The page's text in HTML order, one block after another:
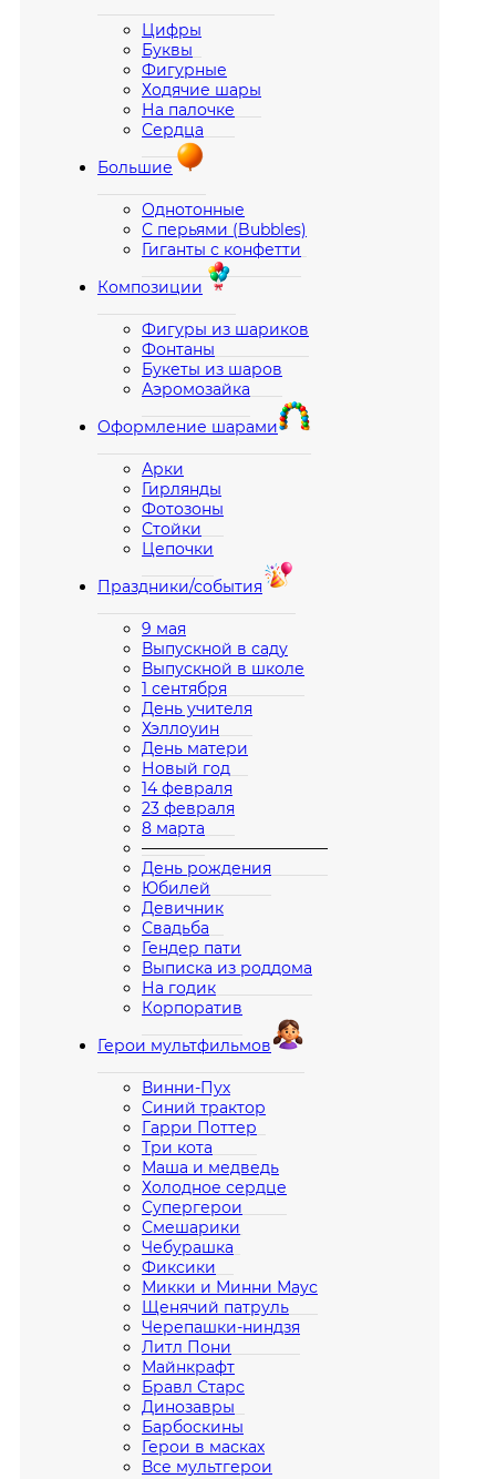
Цифры
Буквы
Фигурные
Ходячие шары
На палочке
Сердца
Большие
Однотонные
С перьями (Bubbles)
Гиганты с конфетти
Композиции
Фигуры из шариков
Фонтаны
Букеты из шаров
Аэромозайка
Оформление шарами
Арки
Гирлянды
Фотозоны
Стойки
Цепочки
Праздники/события
9 мая
Выпускной в саду
Выпускной в школе
1 сентября
День учителя
Хэллоуин
День матери
Новый год
14 февраля
23 февраля
8 марта
————————————
День рождения
Юбилей
Девичник
Свадьба
Гендер пати
Выписка из роддома
На годик
Корпоратив
Герои мультфильмов
Винни-Пух
Синий трактор
Гарри Поттер
Три кота
Маша и медведь
Холодное сердце
Супергерои
Смешарики
Чебурашка
Фиксики
Микки и Минни Маус
Щенячий патруль
Черепашки-ниндзя
Литл Пони
Майнкрафт
Бравл Старс
Динозавры
Барбоскины
Герои в масках
Все мультгерои